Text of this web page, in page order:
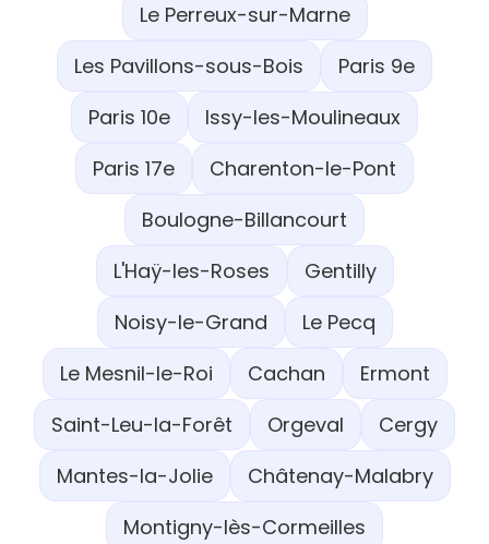
Le Perreux-sur-Marne
Les Pavillons-sous-Bois
Paris 9e
Paris 10e
Issy-les-Moulineaux
Paris 17e
Charenton-le-Pont
Boulogne-Billancourt
L'Haÿ-les-Roses
Gentilly
Noisy-le-Grand
Le Pecq
Le Mesnil-le-Roi
Cachan
Ermont
Saint-Leu-la-Forêt
Orgeval
Cergy
Mantes-la-Jolie
Châtenay-Malabry
Montigny-lès-Cormeilles